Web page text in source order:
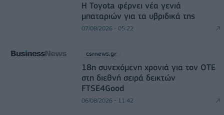
Η Toyota φέρνει νέα γενιά
μπαταριών για τα υβριδικά της
07/08/2026 - 05:22
csrnews.gr
18η συνεχόμενη χρονιά για τον ΟΤΕ
στη διεθνή σειρά δεικτών
FTSE4Good
06/08/2026 - 11:42